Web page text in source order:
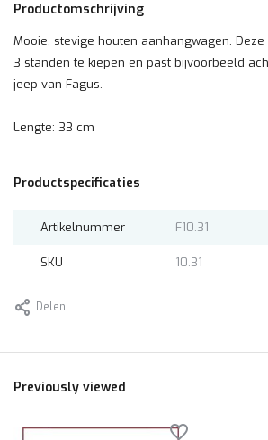
Productomschrijving
Mooie, stevige houten aanhangwagen.
3 standen te kiepen en past bijvoorbeeld
jeep van Fagus.
Lengte: 33 cm
Productspecificaties
Artikelnummer F10.31
SKU 10.31
Delen
Previously viewed